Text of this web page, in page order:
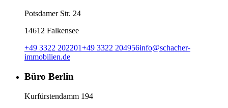
Potsdamer Str. 24
14612 Falkensee
+49 3322 202201+49 3322 204956info@schacher-
immobilien.de
Büro Berlin
Kurfürstendamm 194